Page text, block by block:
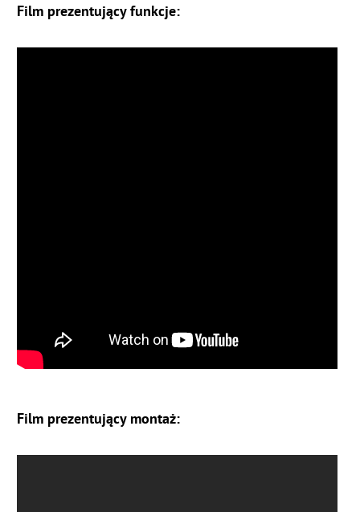
Film prezentujący funkcje:
Film prezentujący montaż: